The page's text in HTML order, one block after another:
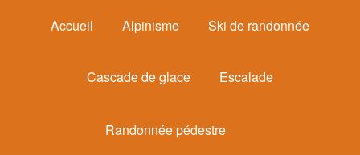
Accueil Alpinisme Ski de randonnée
Cascade de glace Escalade
Randonnée pédestre